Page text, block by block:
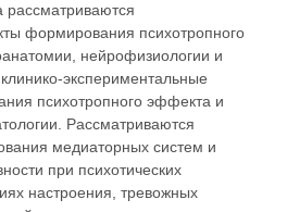
рассматриваются
формирования психотропного
нейрофизиологии и
экспериментальные
психотропного эффекта и
Рассматриваются
медиаторных систем и
при психотических
настроения, тревожных